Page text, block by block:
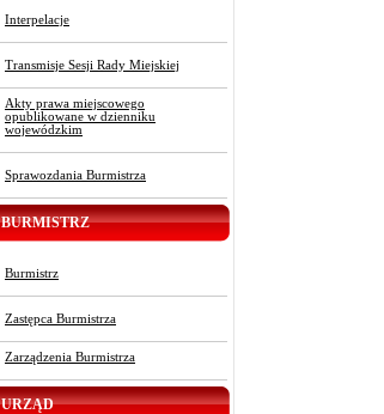
Interpelacje
Transmisje Sesji Rady Miejskiej
Akty prawa miejscowego
opublikowane w dzienniku
wojewódzkim
Sprawozdania Burmistrza
BURMISTRZ
Burmistrz
Zastępca Burmistrza
Zarządzenia Burmistrza
URZĄD